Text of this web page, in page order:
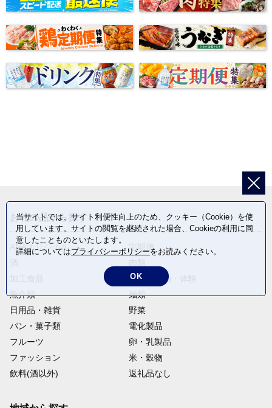
お礼の品から探す
ANAオリジナル
定期便
旅行・宿泊・体験
魚介類
麺類
日用品・雑貨
野菜
パン・菓子類
電化製品
フルーツ
卵・乳製品
ファッション
米・穀物
飲料(酒以外)
返礼品なし
当サイトでは、サイト利便性向上のため、クッキー（Cookie）を使
用しています。サイトの閲覧を継続された場合、Cookieの利用に同
意したことものといたします。
詳細についてはプライバシーポリシーをお読みください。
OK